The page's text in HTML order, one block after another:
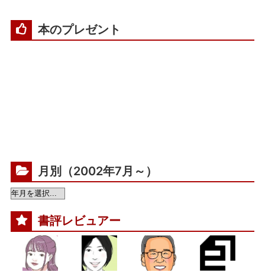
本のプレゼント
月別（2002年7月～）
書評レビュアー